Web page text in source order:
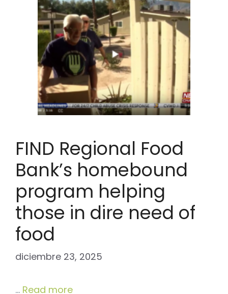
FIND Regional Food
Bank’s homebound
program helping
those in dire need of
food
diciembre 23, 2025
… Read more